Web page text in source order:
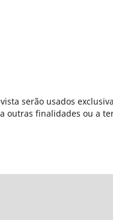
serão usados
outras finalidades ou a